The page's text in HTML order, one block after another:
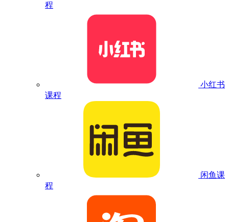
程
小红书
课程
闲鱼课
程